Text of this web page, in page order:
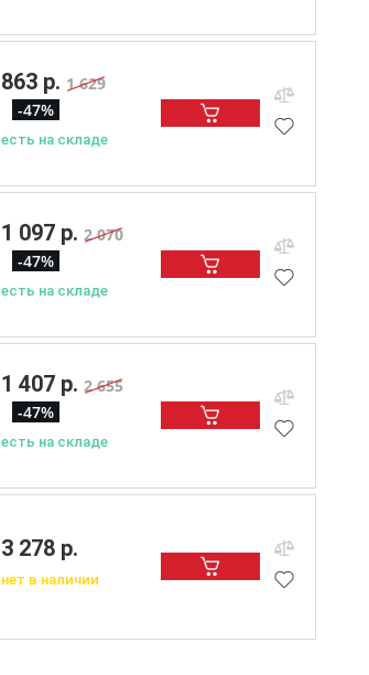
863 р. 1 629
-47%
есть на складе
1 097 р. 2 070
-47%
есть на складе
1 407 р. 2 655
-47%
есть на складе
3 278 р.
нет в наличии